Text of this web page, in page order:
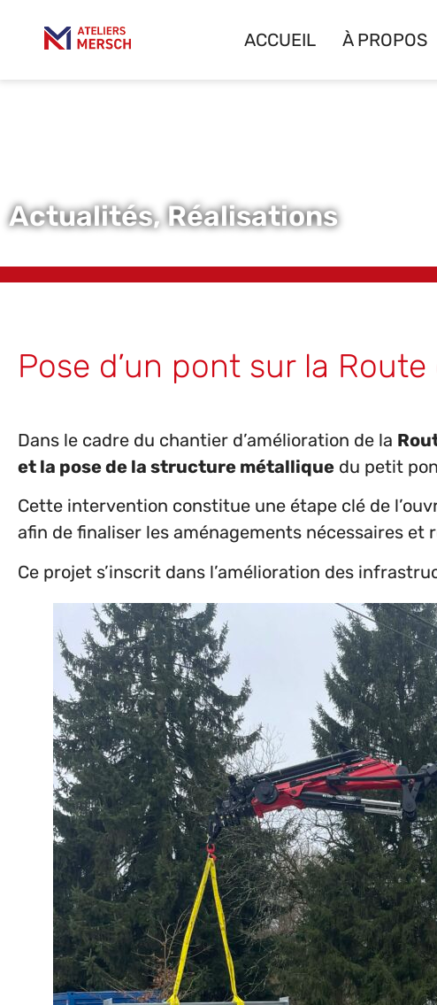
ACCUEIL À PROPOS
Actualités,Réalisations
Pose d’un pont sur la
Dans le cadre du chantier d’amélioration de la
et la pose de la structure métallique du petit
Cette intervention constitue une étape clé de
afin de finaliser les aménagements nécessaires et
Ce projet s’inscrit dans l’amélioration des